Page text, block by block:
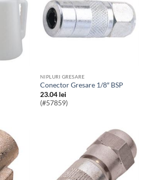
NIPLURI GRESARE
Conector Gresare 1/8″ BSP
23.04 lei
(#57859)